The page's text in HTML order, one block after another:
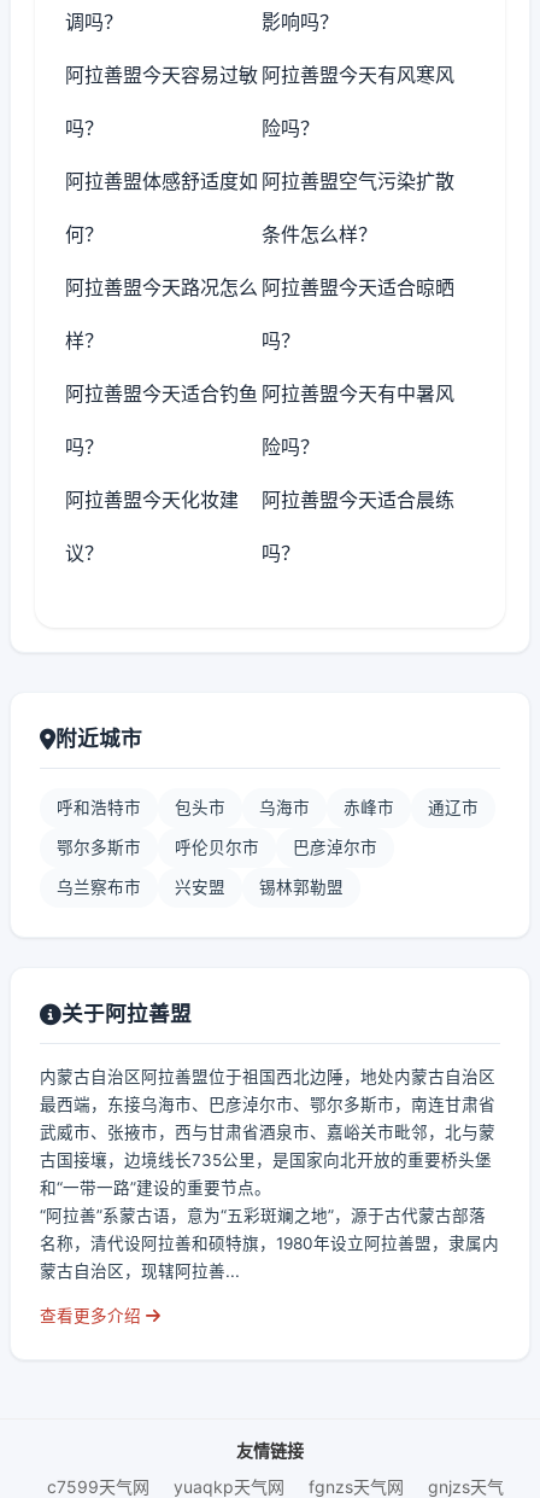
调吗？ 影响吗？
阿拉善盟今天容易过敏
吗？
阿拉善盟今天有风寒风
险吗？
阿拉善盟体感舒适度如
何？
阿拉善盟空气污染扩散
条件怎么样？
阿拉善盟今天路况怎么
样？
阿拉善盟今天适合晾晒
吗？
阿拉善盟今天适合钓鱼
吗？
阿拉善盟今天有中暑风
险吗？
阿拉善盟今天化妆建
议？
阿拉善盟今天适合晨练
吗？
附近城市
呼和浩特市 包头市 乌海市 赤峰市 通辽市
鄂尔多斯市 呼伦贝尔市 巴彦淖尔市
乌兰察布市 兴安盟 锡林郭勒盟
关于阿拉善盟
内蒙古自治区阿拉善盟位于祖国西北边陲，地处内蒙古自治区
最西端，东接乌海市、巴彦淖尔市、鄂尔多斯市，南连甘肃省
武威市、张掖市，西与甘肃省酒泉市、嘉峪关市毗邻，北与蒙
古国接壤，边境线长735公里，是国家向北开放的重要桥头堡
和“一带一路”建设的重要节点。
“阿拉善”系蒙古语，意为“五彩斑斓之地”，源于古代蒙古部落
名称，清代设阿拉善和硕特旗，1980年设立阿拉善盟，隶属内
蒙古自治区，现辖阿拉善...
查看更多介绍
友情链接
c7599天气网
yuaqkp天气网 fgnzs天气网 gnjzs天气